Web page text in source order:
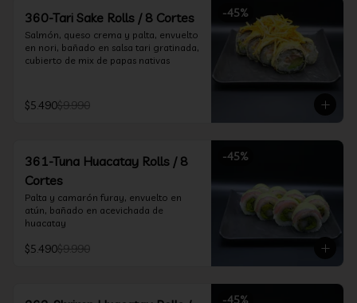
-45%
360-Tari Sake Rolls / 8 Cortes
Salmón, queso crema y palta, envuelto
en nori, bañado en salsa tari gratinada,
cubierto de mix de papas nativas
$5.490$9.990
-45%
361-Tuna Huacatay Rolls / 8
Cortes
Palta y camarón furay, envuelto en
atún, bañado en acevichada de
huacatay
$5.490$9.990
-45%